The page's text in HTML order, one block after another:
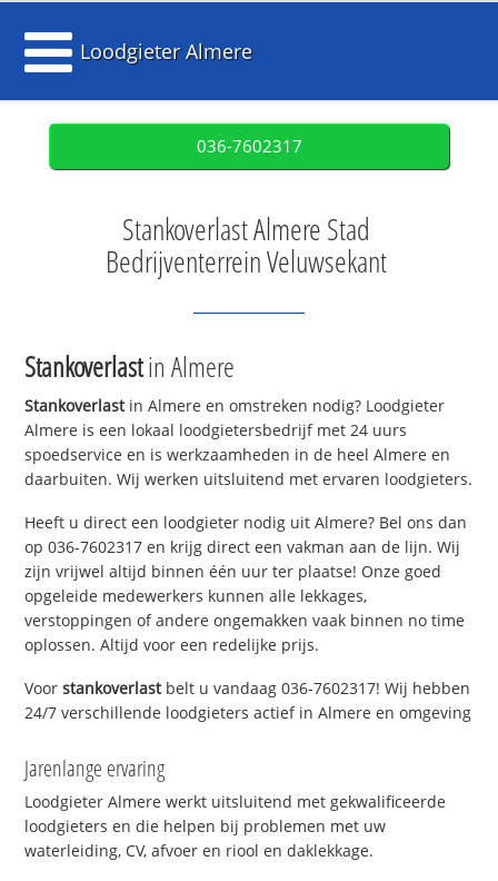
Loodgieter Almere
036-7602317
Stankoverlast Almere Stad
Bedrijventerrein Veluwsekant
Stankoverlastin Almere
Stankoverlastin Almere en omstreken nodig? Loodgieter
Almere is een lokaal loodgietersbedrijf met 24 uurs
spoedservice en is werkzaamheden in de heel Almere en
daarbuiten. Wij werken uitsluitend met ervaren loodgieters.
Heeft u direct een loodgieter nodig uit Almere? Bel ons dan
op 036-7602317 en krijg direct een vakman aan de lijn. Wij
zijn vrijwel altijd binnen één uur ter plaatse! Onze goed
opgeleide medewerkers kunnen alle lekkages,
verstoppingen of andere ongemakken vaak binnen no time
oplossen. Altijd voor een redelijke prijs.
Voorstankoverlastbelt u vandaag 036-7602317! Wij hebben
24/7 verschillende loodgieters actief in Almere en omgeving
Jarenlange ervaring
Loodgieter Almere werkt uitsluitend met gekwalificeerde
loodgieters en die helpen bij problemen met uw
waterleiding, CV, afvoer en riool en daklekkage.